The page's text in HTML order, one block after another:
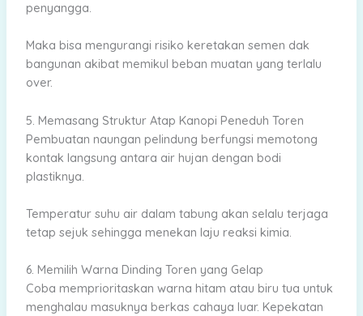
penyangga.
Maka bisa mengurangi risiko keretakan semen dak
bangunan akibat memikul beban muatan yang terlalu
over.
5. Memasang Struktur Atap Kanopi Peneduh Toren
Pembuatan naungan pelindung berfungsi memotong
kontak langsung antara air hujan dengan bodi
plastiknya.
Temperatur suhu air dalam tabung akan selalu terjaga
tetap sejuk sehingga menekan laju reaksi kimia.
6. Memilih Warna Dinding Toren yang Gelap
Coba memprioritaskan warna hitam atau biru tua untuk
menghalau masuknya berkas cahaya luar. Kepekatan